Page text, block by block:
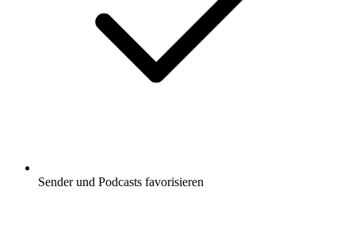
Sender und Podcasts favorisieren